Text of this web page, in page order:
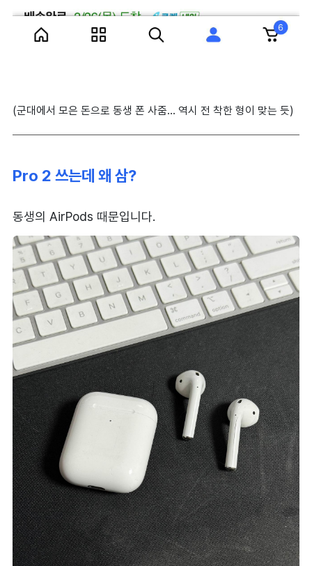
(군대에서 모은 돈으로 동생 폰 사줌... 역시 전 착한 형이 맞는 듯)
Pro 2 쓰는데 왜 삼?
동생의 AirPods 때문입니다.